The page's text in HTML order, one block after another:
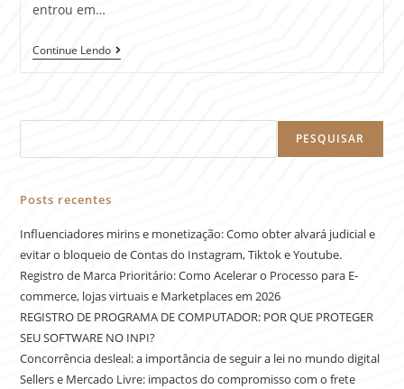
entrou em…
Continue Lendo
PESQUISAR
Posts recentes
Influenciadores mirins e monetização: Como obter alvará judicial e
evitar o bloqueio de Contas do Instagram, Tiktok e Youtube.
Registro de Marca Prioritário: Como Acelerar o Processo para E-
commerce, lojas virtuais e Marketplaces em 2026
REGISTRO DE PROGRAMA DE COMPUTADOR: POR QUE PROTEGER
SEU SOFTWARE NO INPI?
Concorrência desleal: a importância de seguir a lei no mundo digital
Sellers e Mercado Livre: impactos do compromisso com o frete